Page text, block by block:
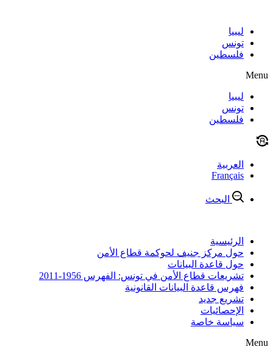
contentليبيا
تونس
فلسطين
Menu
ليبيا
تونس
فلسطين
العربية
Français
البحث
الرئيسية
حول مركز جنيف لحوكمة قطاع الأمن
حول قاعدة البيانات
تشريعات قطاع الأمن في تونس: الفهرس 1956-2011
فهرس قاعدة البيانات القانونية
تشريع جديد
الإحصائيات
سياسة خاصة
Menu